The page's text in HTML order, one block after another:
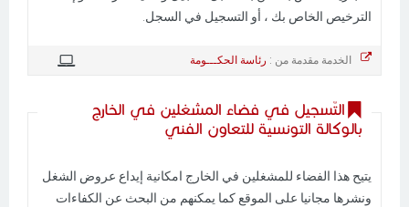
الترخيص الخاص بك ، أو التسجيل في السجل.
الخدمة مقدمة من : رئاسة الحكـــومة
التّسجيل في فضاء المشغلين في الخارج
بالوكالة التونسية للتعاون الفني
يتيح هذا الفضاء للمشغلين في الخارج امكانية إيداع عروض الشغل
ونشرها مجانيا على الموقع كما يمكنهم من البحث عن الكفاءات